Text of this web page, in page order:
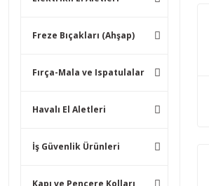
Freze Bıçakları (Ahşap)
Fırça-Mala ve Ispatulalar
Havalı El Aletleri
İş Güvenlik Ürünleri
Kapı ve Pencere Kolları